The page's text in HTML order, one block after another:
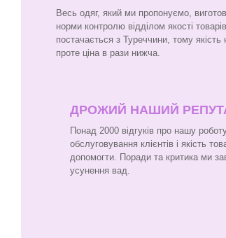
Весь одяг, який ми пропонуємо,
норми контролю відділом якості
постачається з Туреччини, тому якість
проте ціна в рази нижча.
ДРОЖИЙ НАШИЙ
Понад 2000 відгуків про нашу
обслуговування клієнтів і якість
допомогти. Поради та критика ми
усунення вад.